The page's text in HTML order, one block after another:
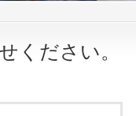
ください。